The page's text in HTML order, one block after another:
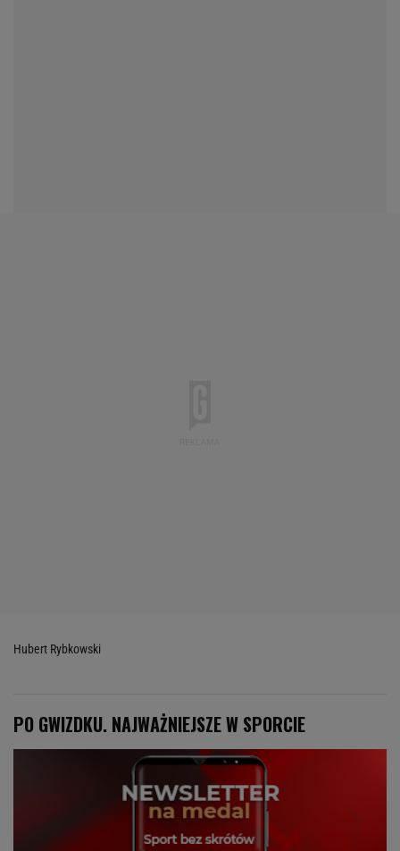
Hubert Rybkowski